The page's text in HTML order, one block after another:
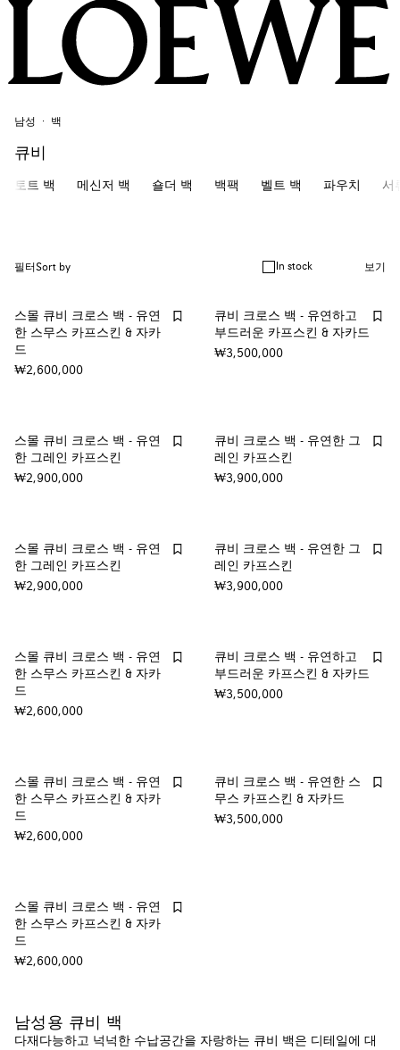
남성 백
큐비
토트 백 메신저 백 숄더 백 백팩 벨트 백 파우치 서
필터Sort by In stock 보기
스몰 큐비 크로스 백 - 유연
한 스무스 카프스킨 & 자카
드
₩2,600,000
큐비 크로스 백 - 유연하고
부드러운 카프스킨 & 자카드
₩3,500,000
스몰 큐비 크로스 백 - 유연
한 그레인 카프스킨
₩2,900,000
큐비 크로스 백 - 유연한 그
레인 카프스킨
₩3,900,000
스몰 큐비 크로스 백 - 유연
한 그레인 카프스킨
₩2,900,000
큐비 크로스 백 - 유연한 그
레인 카프스킨
₩3,900,000
스몰 큐비 크로스 백 - 유연
한 스무스 카프스킨 & 자카
드
₩2,600,000
큐비 크로스 백 - 유연하고
부드러운 카프스킨 & 자카드
₩3,500,000
스몰 큐비 크로스 백 - 유연
한 스무스 카프스킨 & 자카
드
₩2,600,000
큐비 크로스 백 - 유연한 스
무스 카프스킨 & 자카드
₩3,500,000
스몰 큐비 크로스 백 - 유연
한 스무스 카프스킨 & 자카
드
₩2,600,000
남성용 큐비 백
다재다능하고 넉넉한 수납공간을 자랑하는 큐비 백은 디테일에 대